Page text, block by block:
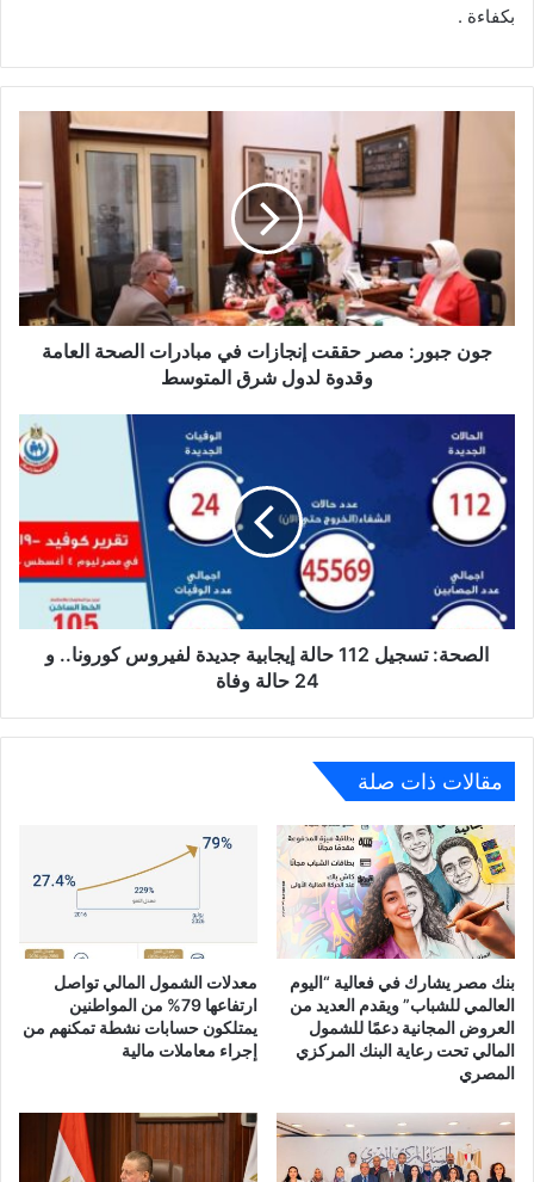
بكفاءة .
في
مبادرات
الصحة
العامة
وقدوةجون جبور: مصر حققت إنجازات في مبادرات الصحة العامة
وقدوة لدول شرق المتوسط
تسجيل
112
حالة
إيجابية
جديدة
لفيروس
كورونا..
و
الصحة: تسجيل 112 حالة إيجابية جديدة لفيروس كورونا.. و
24 حالة وفاة
مقالات ذات صلة
بنك مصر يشارك في فعالية “اليوم
العالمي للشباب” ويقدم العديد من
العروض المجانية دعمًا للشمول
المالي تحت رعاية البنك المركزي
المصري
معدلات الشمول المالي تواصل
ارتفاعها 79% من المواطنين
يمتلكون حسابات نشطة تمكنهم من
إجراء معاملات مالية